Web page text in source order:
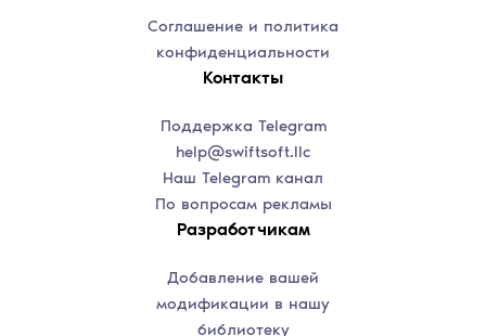
Соглашение и политика
конфиденциальности
Контакты
Поддержка Telegram
help@swiftsoft.llc
Наш Telegram канал
По вопросам рекламы
Разработчикам
Добавление вашей
модификации в нашу
библиотеку